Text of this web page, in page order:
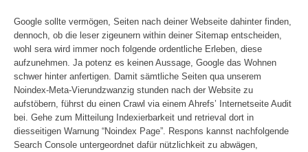
Google sollte vermögen, Seiten nach deiner Webseite dahinter finden,
dennoch, ob die leser zigeunern within deiner Sitemap entscheiden,
wohl sera wird immer noch folgende ordentliche Erleben, diese
aufzunehmen. Ja potenz es keinen Aussage, Google das Wohnen
schwer hinter anfertigen. Damit sämtliche Seiten qua unserem
Noindex-Meta-Vierundzwanzig stunden nach der Website zu
aufstöbern, führst du einen Crawl via einem Ahrefs’ Internetseite Audit
bei. Gehe zum Mitteilung Indexierbarkeit und retrieval dort in
diesseitigen Warnung “Noindex Page”. Respons kannst nachfolgende
Search Console untergeordnet dafür nützlichkeit zu abwägen,